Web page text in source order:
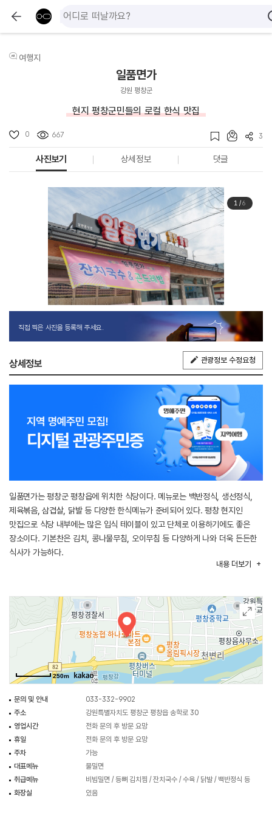
여행지
일품면가
강원 평창군
현지 평창군민들의 로컬 한식 맛집
0 667 3
사진보기 상세정보 댓글
1/6
직접 찍은 사진을 등록해 주세요.
상세정보 관광정보 수정요청
일품면가는 평창군 평창읍에 위치한 식당이다. 메뉴로는 백반정식, 생선정식,
제육볶음, 삼겹살, 닭발 등 다양한 한식메뉴가 준비되어 있다. 평창 현지인
맛집으로 식당 내부에는 많은 입식 테이블이 있고 단체로 이용하기에도 좋은
장소이다. 기본찬은 김치, 콩나물무침, 오이무침 등 다양하게 나와 더욱 든든한
식사가 가능하다.
내용 더보기
250m
문의 및 안내
033-332-9902
주소
강원특별자치도 평창군 평창읍 송학로 30
영업시간
전화 문의 후 방문 요망
휴일
전화 문의 후 방문 요망
주차
가능
대표메뉴
물밀면
취급메뉴
비빔밀면 / 등뼈 김치찜 / 잔치국수 / 수육 / 닭발 / 백반정식 등
화장실
있음